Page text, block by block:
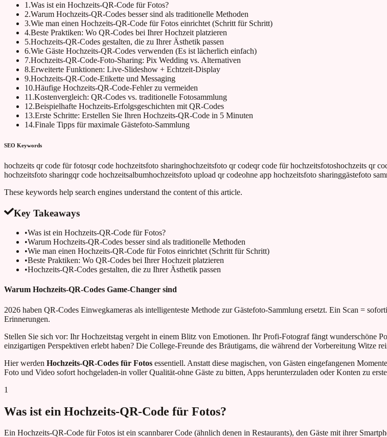
1 .Was ist ein Hochzeits-QR-Code für Fotos?
2.Warum Hochzeits-QR-Codes besser sind als traditionelle Methoden
3.Wie man einen Hochzeits-QR-Code für Fotos einrichtet (Schritt für Schritt)
4.Beste Praktiken: Wo QR-Codes bei Ihrer Hochzeit platzieren
5.Hochzeits-QR-Codes gestalten, die zu Ihrer Ästhetik passen
6.Wie Gäste Hochzeits-QR-Codes verwenden (Es ist lächerlich einfach)
7.Hochzeits-QR-Code-Foto-Sharing: Pix Wedding vs. Alternativen
8.Erweiterte Funktionen: Live-Slideshow + Echtzeit-Display
9.Hochzeits-QR-Code-Etikette und Messaging
10.Häufige Hochzeits-QR-Code-Fehler zu vermeiden
11 .Kostenvergleich: QR-Codes vs. traditionelle Fotosammlung
12.Beispielhafte Hochzeits-Erfolgsgeschichten mit QR-Codes
13.Erste Schritte: Erstellen Sie Ihren Hochzeits-QR-Code in 5 Minuten
14.Finale Tipps für maximale Gästefoto-Sammlung
SEO Keywords
hochzeits qr code für fotosqr code hochzeitsfoto sharinghochzeitsfoto qr codeqr code für hochzeitsfotoshochzeits qr
hochzeitsfoto sharingqr code hochzeitsalbumhochzeitsfoto upload qr codeohne app hochzeitsfoto sharinggästefoto
These keywords help search engines understand the content of this article.
Key Takeaways
•Was ist ein Hochzeits-QR-Code für Fotos?
•Warum Hochzeits-QR-Codes besser sind als traditionelle Methoden
•Wie man einen Hochzeits-QR-Code für Fotos einrichtet (Schritt für Schritt)
•Beste Praktiken: Wo QR-Codes bei Ihrer Hochzeit platzieren
•Hochzeits-QR-Codes gestalten, die zu Ihrer Ästhetik passen
Warum Hochzeits-QR-Codes Game-Changer sind
2026 haben QR-Codes Einwegkameras als intelligenteste Methode zur Gästefoto-Sammlung ersetzt. Ein Scan =
Erinnerungen.
Stellen Sie sich vor: Ihr Hochzeitstag vergeht in einem Blitz von Emotionen. Ihr Profi-Fotograf fängt wunderschöne
einzigartigen Perspektiven erlebt haben? Die College-Freunde des Bräutigams, die während der Vorbereitung Witze
Hier werden Hochzeits-QR-Codes für Fotos essentiell. Anstatt diese magischen, von Gästen eingefangenen
Foto und Video sofort hochgeladen-in voller Qualität-ohne Gäste zu bitten, Apps herunterzuladen oder Konten zu
1
Was ist ein Hochzeits-QR-Code für Fotos?
Ein Hochzeits-QR-Code für Fotos ist ein scannbarer Code (ähnlich denen in Restaurants), den Gäste mit ihrer